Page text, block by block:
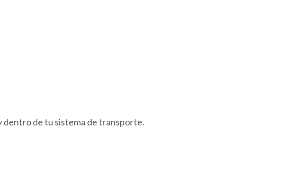
dentro de tu sistema de transporte.